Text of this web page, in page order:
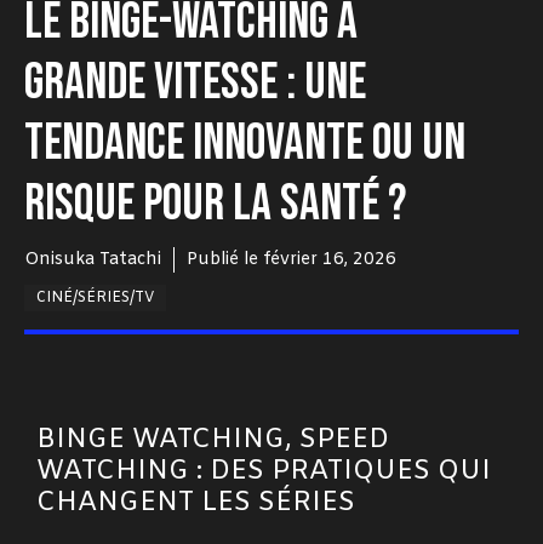
LE BINGE-WATCHING À
GRANDE VITESSE : UNE
TENDANCE INNOVANTE OU UN
RISQUE POUR LA SANTÉ ?
Onisuka Tatachi Publié le février 16, 2026
CINÉ/SÉRIES/TV
BINGE WATCHING, SPEED
WATCHING : DES PRATIQUES QUI
CHANGENT LES SÉRIES